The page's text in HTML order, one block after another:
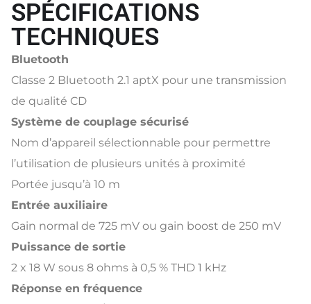
SPÉCIFICATIONS
TECHNIQUES
Bluetooth
Classe 2 Bluetooth 2.1 aptX pour une transmission
de qualité CD
Système de couplage sécurisé
Nom d’appareil sélectionnable pour permettre
l’utilisation de plusieurs unités à proximité
Portée jusqu’à 10 m
Entrée auxiliaire
Gain normal de 725 mV ou gain boost de 250 mV
Puissance de sortie
2 x 18 W sous 8 ohms à 0,5 % THD 1 kHz
Réponse en fréquence